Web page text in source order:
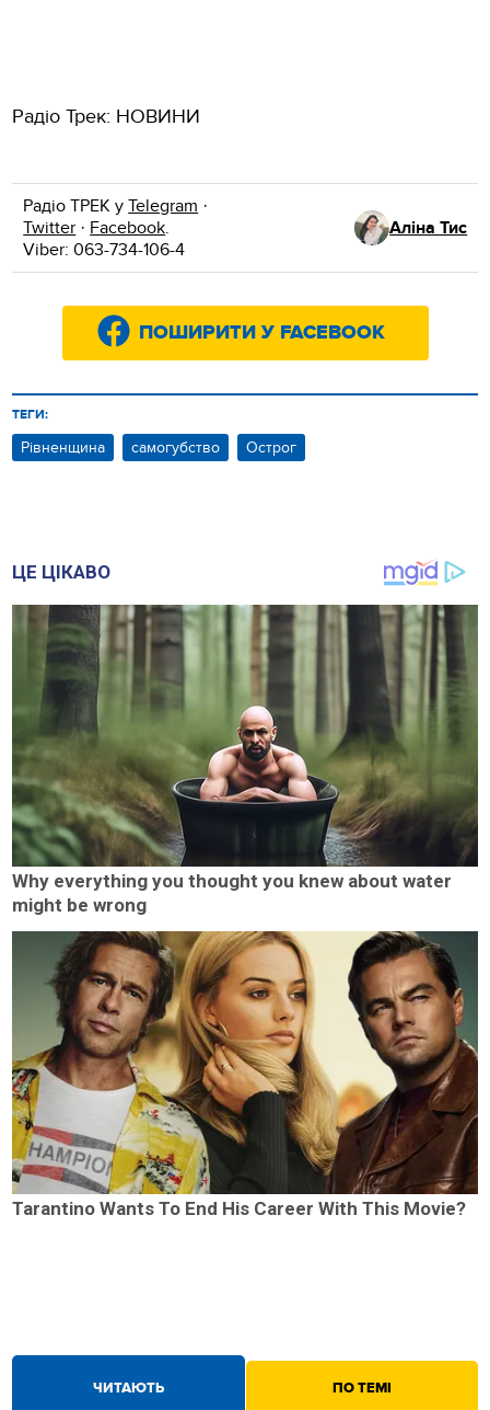
Радіо Трек: НОВИНИ
Радіо ТРЕК уTelegram ·
Twitter · Facebook.
Viber: 063-734-106-4
Аліна Тис
ПОШИРИТИ У FACEBOOK
ТЕГИ:
Рівненщина самогубство Острог
ЧИТАЮТЬ ПО ТЕМІ
ЦЕ ЦІКАВО
Why everything you thought you knew about water
might be wrong
Tarantino Wants To End His Career With This Movie?